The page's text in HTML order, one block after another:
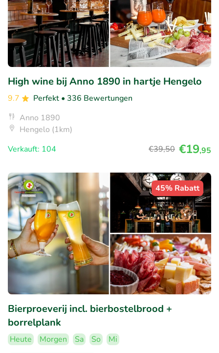
High wine bij Anno 1890 in hartje Hengelo
9.7 Perfekt • 336 Bewertungen
Anno 1890
Hengelo (1km)
Verkauft: 104
€39,50 €19,95
45% Rabatt
Bierproeverij incl. bierbostelbrood +
borrelplank
Heute Morgen Sa So
Mi